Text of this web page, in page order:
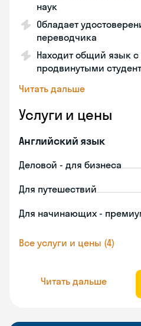
наук
Обладает
переводчика
Находит общий язык
продвинутыми
Читать дальше
Услуги и цены
Английский язык
Деловой - для бизнеса
Для путешествий
Для начинающих -
Все услуги и цены (4)
Читать дальше